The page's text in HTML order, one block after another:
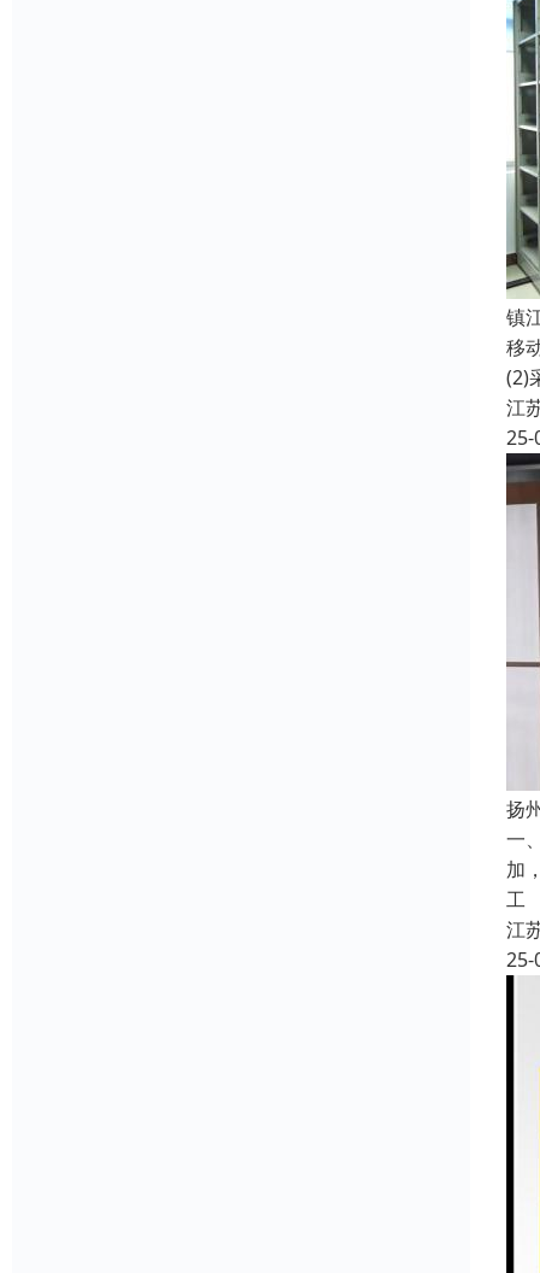
镇
移
(2)
江
25-
扬
一
加
工
江
25-